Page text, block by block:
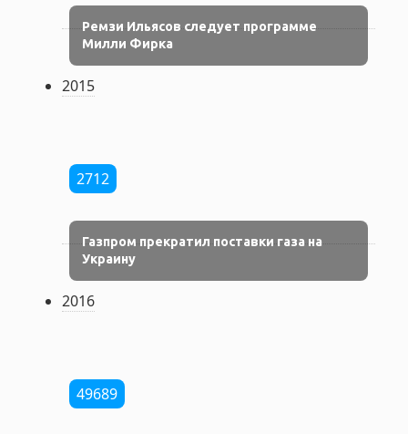
Ремзи Ильясов следует программе
Милли Фирка
2015
2712
Газпром прекратил поставки газа на
Украину
2016
49689